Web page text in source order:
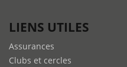
LIENS UTILES
Assurances
Clubs et cercles